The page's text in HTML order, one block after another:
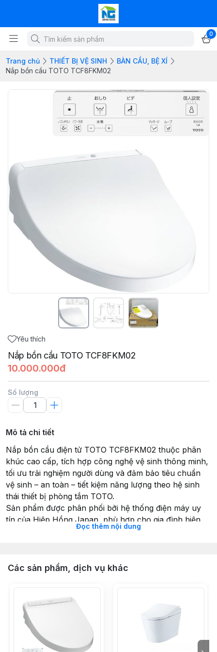
0
Trang chủ THIẾT BỊ VỆ SINH
BÀN CẦU, BỆ XÍ
Nắp bồn cầu TOTO TCF8FKM02
Yêu thích
Nắp bồn cầu TOTO TCF8FKM02
10.000.000đ
Số lượng
Mô tả chi tiết
Nắp bồn cầu điện tử TOTO TCF8FKM02 thuộc phân
khúc cao cấp, tích hợp công nghệ vệ sinh thông minh,
tối ưu trải nghiệm người dùng và đảm bảo tiêu chuẩn
vệ sinh – an toàn – tiết kiệm năng lượng theo hệ sinh
thái thiết bị phòng tắm TOTO.
Sản phẩm được phân phối bởi hệ thống điện máy uy
tín của Hiệp Hồng Japan, phù hợp cho gia đình hiện
đại, người cao tuổi và trẻ nhỏ nhờ khả năng vận hành
TOTO TCF8FKM02 sở hữu thiết kế liền khối tối giản, tối
ưu hóa không gian và tăng tính thẩm mỹ cho phòng
tắm. Bề mặt sử dụng nhựa kháng khuẩn cao cấp, hạn
chế bám bẩn, dễ vệ sinh và đảm bảo tiêu chuẩn vệ
sinh Nhật Bản (JIS).
Hệ thống điều khiển remote không dây gắn tường giúp
Đọc thêm nội dung
Các sản phẩm, dịch vụ khác